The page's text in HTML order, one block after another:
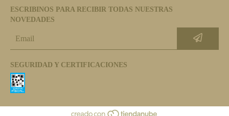
ESCRIBINOS PARA RECIBIR TODAS NUESTRAS
NOVEDADES
SEGURIDAD Y CERTIFICACIONES